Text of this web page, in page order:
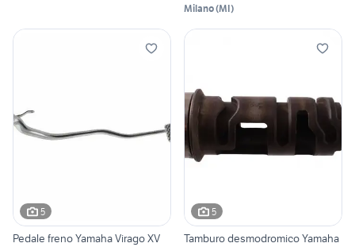
Milano(MI)
5
Pedale freno Yamaha Virago XV
5
Tamburo desmodromico Yamaha